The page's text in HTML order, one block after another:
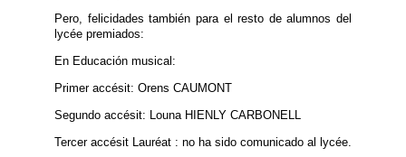
Pero, felicidades también para el resto de alumnos del
lycée premiados:
En Educación musical:
Primer accésit: Orens CAUMONT
Segundo accésit: Louna HIENLY CARBONELL
Tercer accésit Lauréat : no ha sido comunicado al lycée.